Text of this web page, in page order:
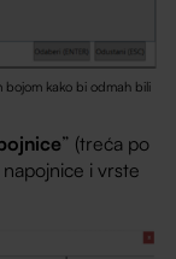
bojom kako bi odmah bili
” (treća po
i vrste